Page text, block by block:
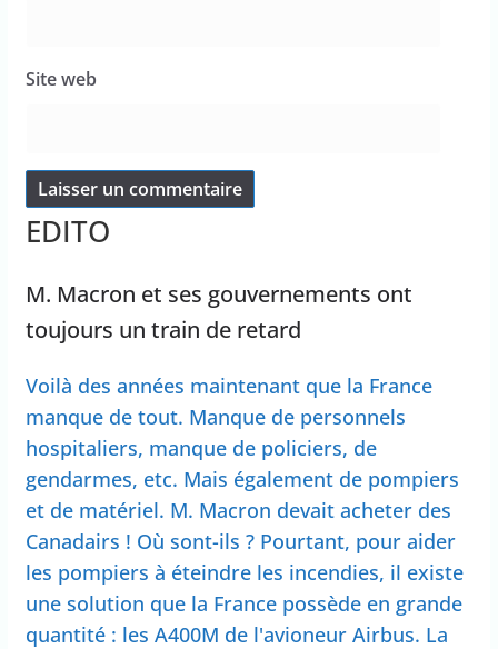
Site web
EDITO
M. Macron et ses gouvernements ont
toujours un train de retard
Voilà des années maintenant que la France
manque de tout. Manque de personnels
hospitaliers, manque de policiers, de
gendarmes, etc. Mais également de pompiers
et de matériel. M. Macron devait acheter des
Canadairs ! Où sont-ils ? Pourtant, pour aider
les pompiers à éteindre les incendies, il existe
une solution que la France possède en grande
quantité : les A400M de l'avioneur Airbus. La